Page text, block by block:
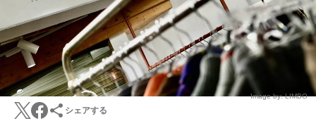
Image by: LIMBO
シェアする